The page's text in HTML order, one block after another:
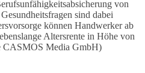
von
sind dabei
können Handwerker ab
Altersrente in Höhe von
CASMOS Media GmbH)